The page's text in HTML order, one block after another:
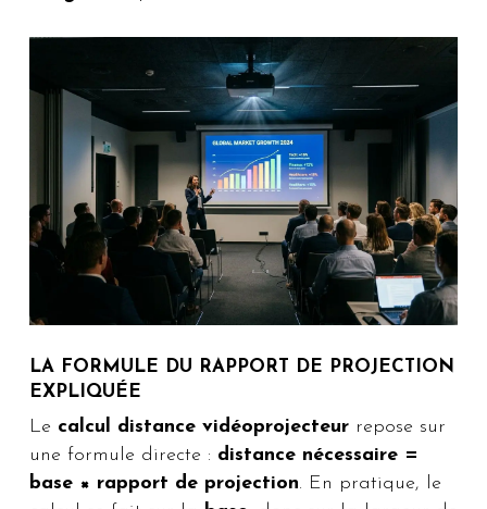
LA FORMULE DU RAPPORT DE PROJECTION
EXPLIQUÉE
Le calcul distance vidéoprojecteurrepose sur
une formule directe : distance nécessaire =
base × rapport de projection. En pratique, le